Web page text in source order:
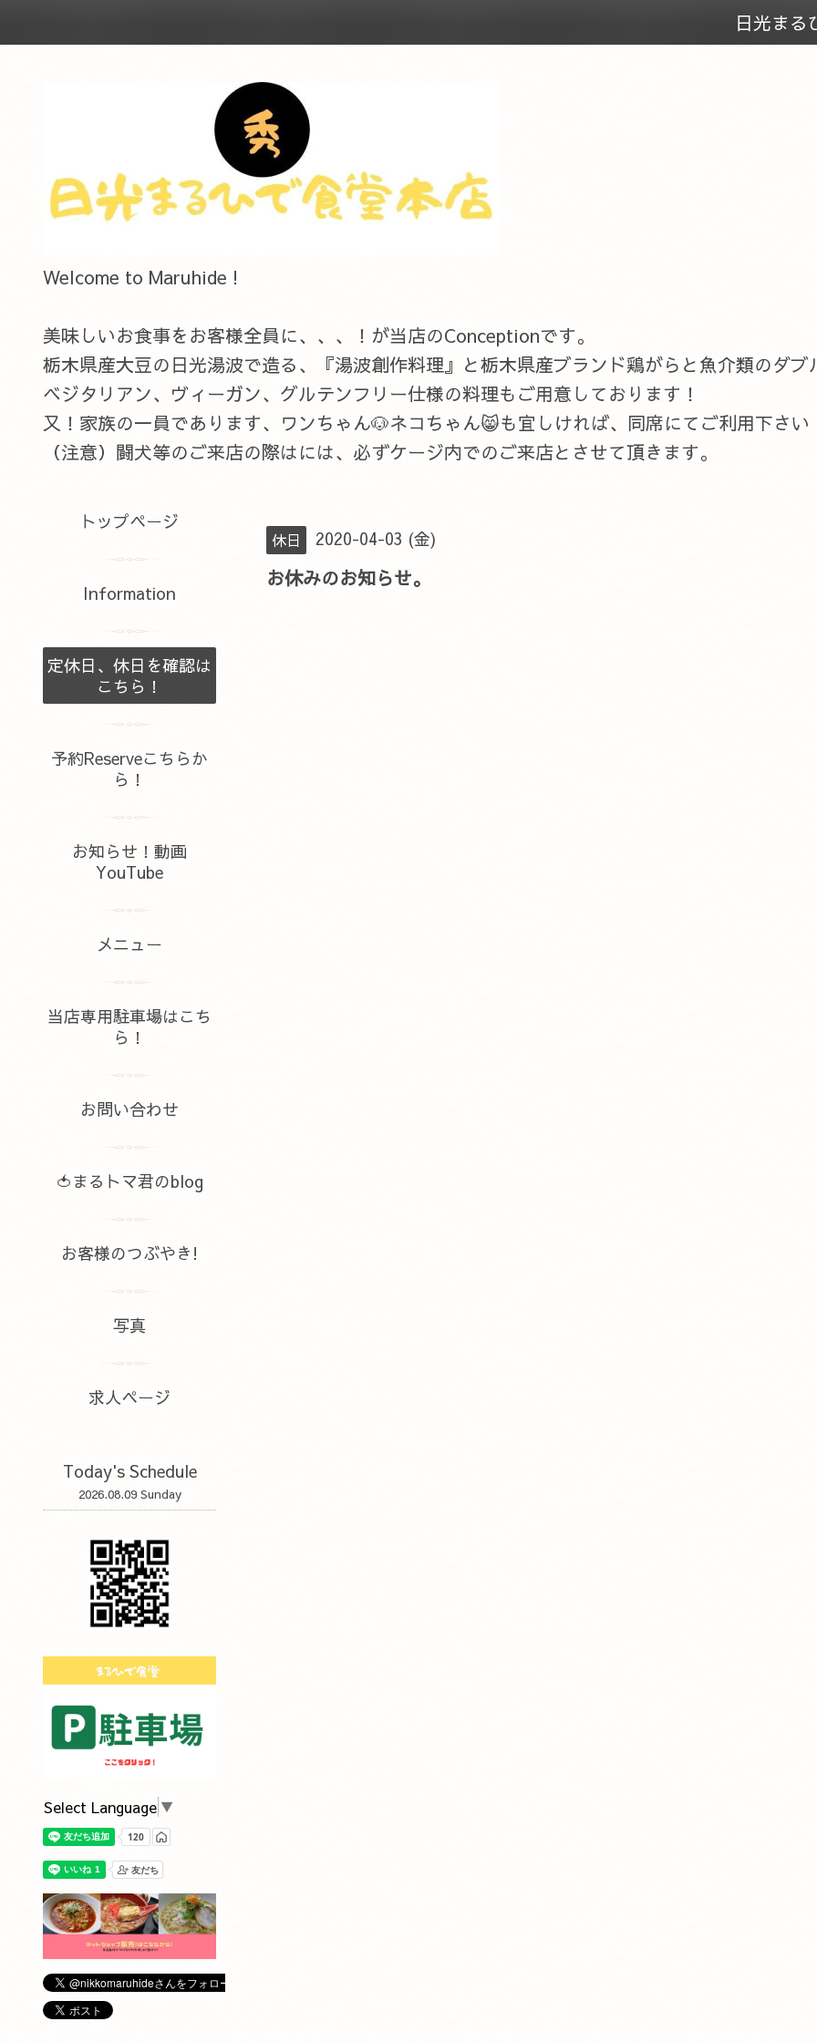
日光まる
Welcome to Maruhide !
美味しいお食事をお客様全員に、、、！が当店のConceptionです。
栃木県産大豆の日光湯波で造る、『湯波創作料理』と栃木県産ブランド鶏がらと魚介類のダ
ベジタリアン、ヴィーガン、グルテンフリー仕様の料理もご用意しております！
又！家族の一員であります、ワンちゃん🐶ネコちゃん😸も宜しければ、同席にてご利用下さい
（注意）闘犬等のご来店の際はには、必ずケージ内でのご来店とさせて頂きます。
休日 2020-04-03 (金)
お休みのお知らせ。
トップページ
Information
定休日、休日を確認は
こちら！
予約Reserveこちらか
ら！
お知らせ！動画
YouTube
メニュー
当店専用駐車場はこち
ら！
お問い合わせ
🍅まるトマ君のblog
お客様のつぶやき!
写真
求人ページ
Today's Schedule
2026.08.09 Sunday
Select Language ▼